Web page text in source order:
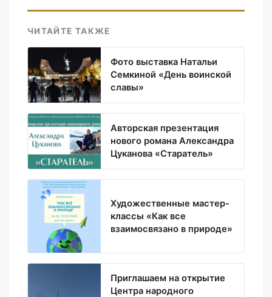
ЧИТАЙТЕ ТАКЖЕ
Фото выставка Натальи
Семкиной «День воинской
славы»
Авторская презентация
нового романа Александра
Цуканова «Старатель»
Художественные мастер-
классы «Как все
взаимосвязано в природе»
Приглашаем на открытие
Центра народного